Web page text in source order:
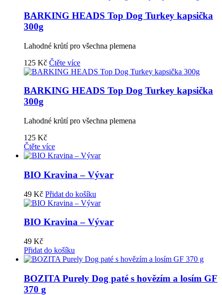
BARKING HEADS Top Dog Turkey kapsička
300g
Lahodné krůtí pro všechna plemena
125 Kč Čtěte více
BARKING HEADS Top Dog Turkey kapsička
300g
Lahodné krůtí pro všechna plemena
125 Kč
Čtěte více
BIO Kravina – Vývar
49 Kč Přidat do košíku
BIO Kravina – Vývar
49 Kč
Přidat do košíku
BOZITA Purely Dog paté s hovězím a losím GF
370 g